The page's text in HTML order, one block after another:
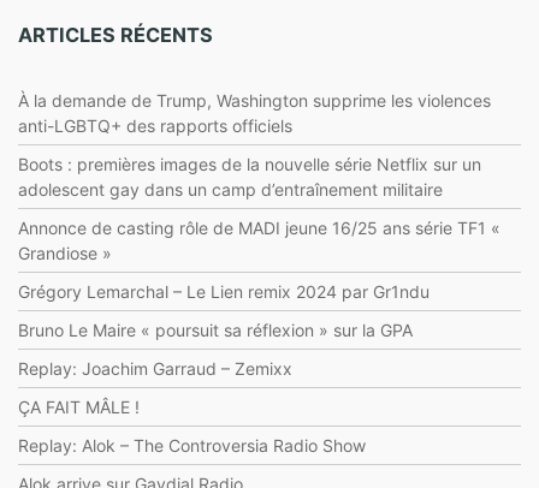
ARTICLES RÉCENTS
À la demande de Trump, Washington supprime les violences
anti-LGBTQ+ des rapports officiels
Boots : premières images de la nouvelle série Netflix sur un
adolescent gay dans un camp d’entraînement militaire
Annonce de casting rôle de MADI jeune 16/25 ans série TF1 «
Grandiose »
Grégory Lemarchal – Le Lien remix 2024 par Gr1ndu
Bruno Le Maire « poursuit sa réflexion » sur la GPA
Replay: Joachim Garraud – Zemixx
ÇA FAIT MÂLE !
Replay: Alok – The Controversia Radio Show
Alok arrive sur Gaydial Radio